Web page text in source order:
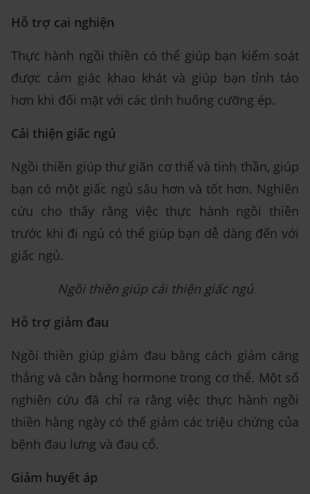
Hỗ trợ cai nghiện
Thực hành ngồi thiền có thể giúp bạn kiểm soát
được cảm giác khao khát và giúp bạn tỉnh táo
hơn khi đối mặt với các tình huống cưỡng ép.
Cải thiện giấc ngủ
Ngồi thiền giúp thư giãn cơ thể và tinh thần, giúp
bạn có một giấc ngủ sâu hơn và tốt hơn. Nghiên
cứu cho thấy rằng việc thực hành ngồi thiền
trước khi đi ngủ có thể giúp bạn dễ dàng đến với
giấc ngủ.
Ngồi thiền giúp cải thiện giấc ngủ
Hỗ trợ giảm đau
Ngồi thiền giúp giảm đau bằng cách giảm căng
thẳng và cân bằng hormone trong cơ thể. Một số
nghiên cứu đã chỉ ra rằng việc thực hành ngồi
thiền hàng ngày có thể giảm các triệu chứng của
bệnh đau lưng và đau cổ.
Giảm huyết áp